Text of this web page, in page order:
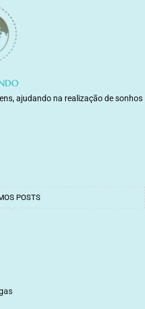
ajudando na realização de sonhos
POSTS